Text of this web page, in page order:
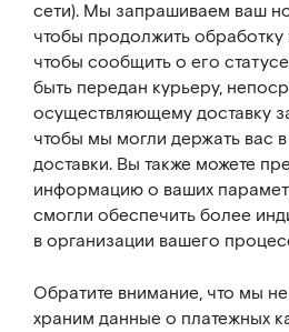
сети). Мы запрашиваем ваш
чтобы продолжить обработку
чтобы сообщить о его
быть передан курьеру,
осуществляющему доставку
чтобы мы могли держать вас
доставки. Вы также можете
информацию о ваших
смогли обеспечить более
в организации вашего
Обратите внимание, что мы
храним данные о платежных